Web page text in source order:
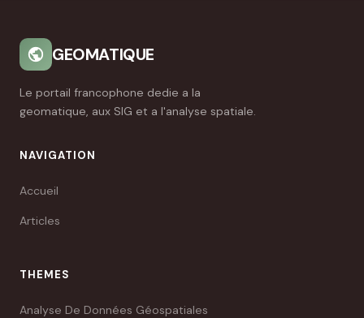
GEOMATIQUE
Le portail francophone dedie a la
geomatique, aux SIG et a l'analyse spatiale.
NAVIGATION
Accueil
Articles
THEMES
Analyse De Données Géospatiales